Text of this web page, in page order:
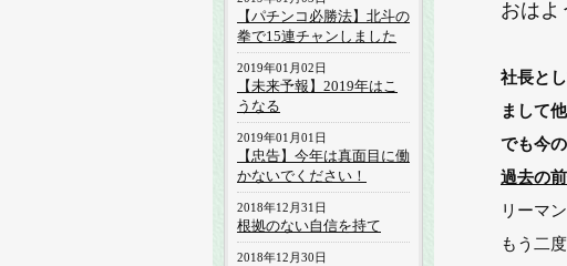
おはよ
社長と
まして
でも今
過去の
リーマ
もう二
【パチンコ必勝法】北斗の
拳で15連チャンしました
2019年01月02日
【未来予報】2019年はこ
うなる
2019年01月01日
【忠告】今年は真面目に働
かないでください！
2018年12月31日
根拠のない自信を持て
2018年12月30日